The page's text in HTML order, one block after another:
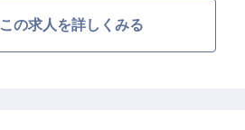
この求人を詳しくみる